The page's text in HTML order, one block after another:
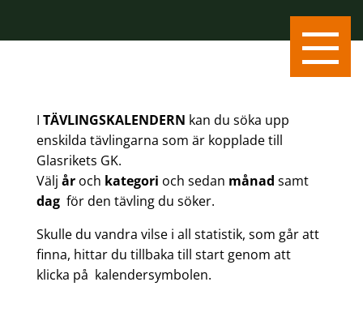
I TÄVLINGSKALENDERN kan du söka upp
enskilda tävlingarna som är kopplade till
Glasrikets GK.
Välj åroch kategori och sedan månad samt
dagför den tävling du söker.
Skulle du vandra vilse i all statistik, som går att
finna, hittar du tillbaka till start genom att
klicka på kalendersymbolen.